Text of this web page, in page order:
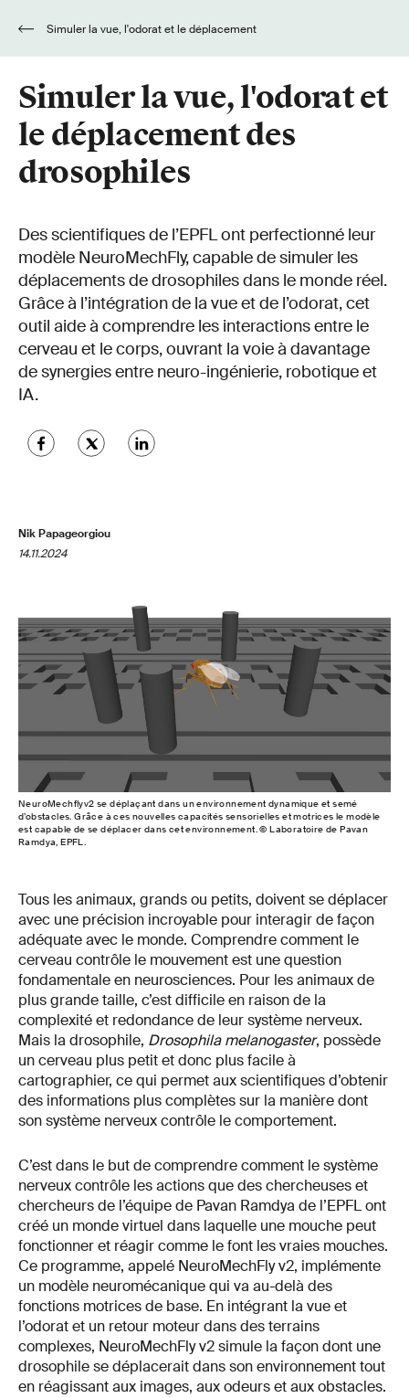
Simuler la vue, l'odorat et
le déplacement des
drosophiles
Des scientifiques de l’EPFL ont perfectionné leur
modèle NeuroMechFly, capable de simuler les
déplacements de drosophiles dans le monde réel.
Grâce à l’intégration de la vue et de l’odorat, cet
outil aide à comprendre les interactions entre le
cerveau et le corps, ouvrant la voie à davantage
de synergies entre neuro-ingénierie, robotique et
IA.
Nik Papageorgiou
14.11.2024
NeuroMechflyv2 se déplaçant dans un environnement dynamique et semé
d’obstacles. Grâce à ces nouvelles capacités sensorielles et motrices le modèle
est capable de se déplacer dans cet environnement. © Laboratoire de Pavan
Ramdya, EPFL.
Tous les animaux, grands ou petits, doivent se déplacer
avec une précision incroyable pour interagir de façon
adéquate avec le monde. Comprendre comment le
cerveau contrôle le mouvement est une question
fondamentale en neurosciences. Pour les animaux de
plus grande taille, c’est difficile en raison de la
complexité et redondance de leur système nerveux.
Mais la drosophile, Drosophila melanogaster, possède
un cerveau plus petit et donc plus facile à
cartographier, ce qui permet aux scientifiques d’obtenir
des informations plus complètes sur la manière dont
son système nerveux contrôle le comportement.
C’est dans le but de comprendre comment le système
nerveux contrôle les actions que des chercheuses et
chercheurs de l’équipe de Pavan Ramdya de l’EPFL ont
créé un monde virtuel dans laquelle une mouche peut
fonctionner et réagir comme le font les vraies mouches.
Ce programme, appelé NeuroMechFly v2, implémente
un modèle neuromécanique qui va au-delà des
fonctions motrices de base. En intégrant la vue et
l’odorat et un retour moteur dans des terrains
complexes, NeuroMechFly v2 simule la façon dont une
drosophile se déplacerait dans son environnement tout
en réagissant aux images, aux odeurs et aux obstacles.